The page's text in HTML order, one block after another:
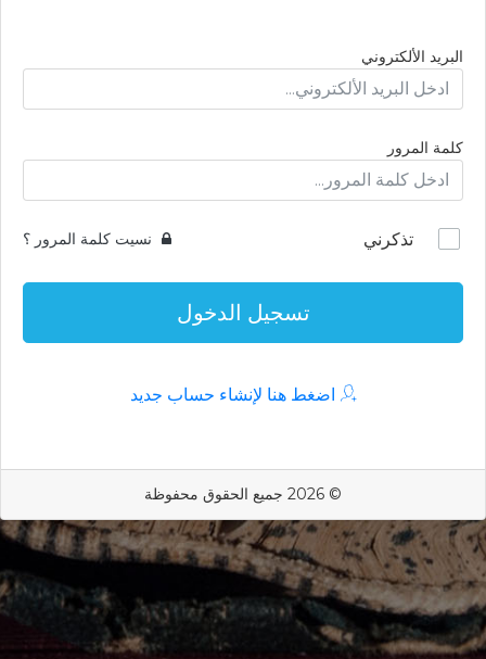
البريد الألكتروني
كلمة المرور
تذكرني نسيت كلمة المرور ؟
تسجيل الدخول
اضغط هنا لإنشاء حساب جديد
© 2026 جميع الحقوق محفوظة